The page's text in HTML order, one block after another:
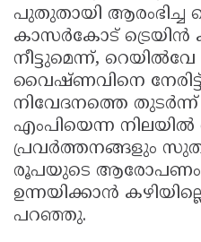
പുതുതായി
കാസർകോട്
നീട്ടുമെന്ന്, റെയിൽവേ
വൈഷ്ണവിനെ
നിവേദനത്തെ തുടർന്ന്
എംപിയെന്ന
പ്രവർത്തനങ്ങളും
രൂപയുടെ ആരോപണം
ഉന്നയിക്കാൻ
പറഞ്ഞു.